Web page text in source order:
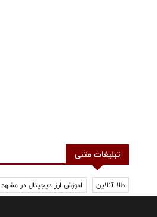
تبلیغات متنی
طلا آنلاین اموزش ارز دیجیتال در مشهد